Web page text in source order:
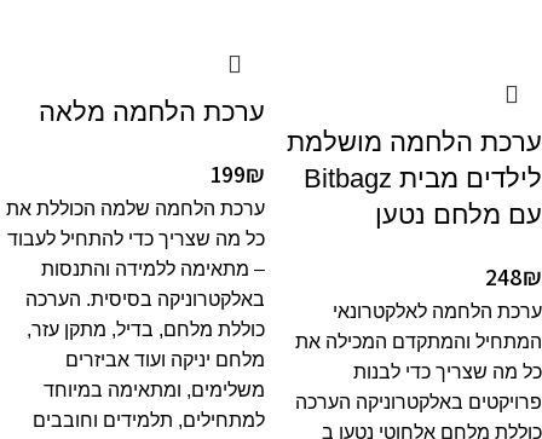
ערכת הלחמה מושלמת
לילדים מבית Bitbagz
עם מלחם נטען
248₪
ערכת הלחמה לאלקטרונאי
המתחיל והמתקדם המכילה את
כל מה שצריך כדי לבנות
פרויקטים באלקטרוניקה הערכה
כוללת מלחם אלחוטי נטען ב
ערכת הלחמה מלאה
199₪
ערכת הלחמה שלמה הכוללת את
כל מה שצריך כדי להתחיל לעבוד
– מתאימה ללמידה והתנסות
באלקטרוניקה בסיסית. הערכה
כוללת מלחם, בדיל, מתקן עזר,
מלחם יניקה ועוד אביזרים
משלימים, ומתאימה במיוחד
למתחילים, תלמידים וחובבים